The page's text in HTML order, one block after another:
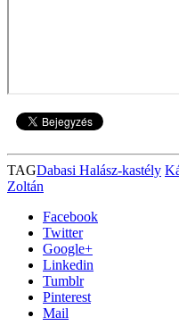
TAGDabasi Halász-kastély
Zoltán
Facebook
Twitter
Google+
Linkedin
Tumblr
Pinterest
Mail